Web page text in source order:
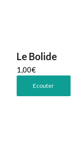
Le Bolide
1,00€
Ecouter